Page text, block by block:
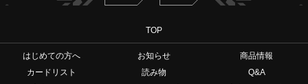
TOP
はじめての方へ お知らせ
商品情報
カードリスト
読み物
Q&A